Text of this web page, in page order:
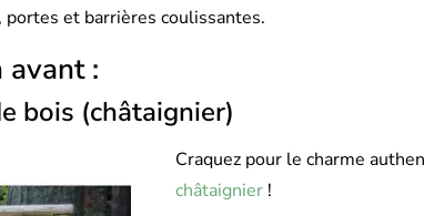
et barrières coulissantes.
avant :
bois (châtaignier)
Craquez pour le charme
châtaignier !